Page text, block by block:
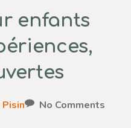
enfants
Pisin No Comments